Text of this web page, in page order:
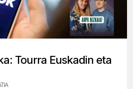
Tourra Euskadin eta